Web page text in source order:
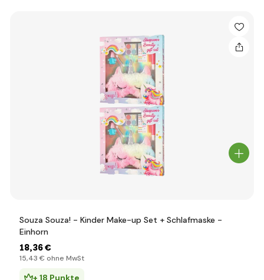
Souza Souza! - Kinder Make-up Set + Schlafmaske -
Einhorn
18,36 €
15,43 € ohne MwSt
+ 18 Punkte